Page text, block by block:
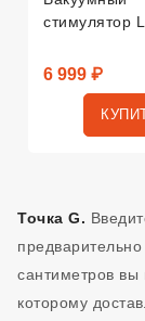
стимулятор
6 999 ₽
Точка G.
сантиметров вы
которому